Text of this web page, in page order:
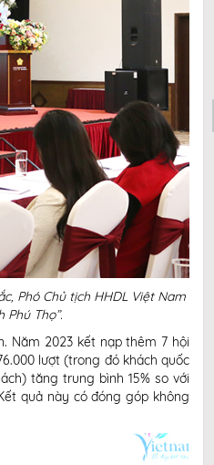
Phó Chủ tịch HHDL Việt Nam
Thọ”.
Năm 2023 kết nạp thêm 7 hội
lượt (trong đó khách quốc
tăng trung bình 15% so với
quả này có đóng góp không